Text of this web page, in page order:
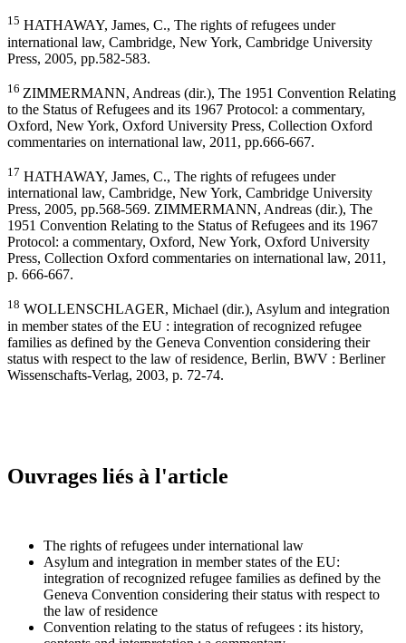
15 HATHAWAY, James, C., The rights of refugees under
international law, Cambridge, New York, Cambridge University
Press, 2005, pp.582-583.
16 ZIMMERMANN, Andreas (dir.), The 1951 Convention Relating
to the Status of Refugees and its 1967 Protocol: a commentary,
Oxford, New York, Oxford University Press, Collection Oxford
commentaries on international law, 2011, pp.666-667.
17 HATHAWAY, James, C., The rights of refugees under
international law, Cambridge, New York, Cambridge University
Press, 2005, pp.568-569. ZIMMERMANN, Andreas (dir.), The
1951 Convention Relating to the Status of Refugees and its 1967
Protocol: a commentary, Oxford, New York, Oxford University
Press, Collection Oxford commentaries on international law, 2011,
p. 666-667.
18 WOLLENSCHLAGER, Michael (dir.), Asylum and integration
in member states of the EU : integration of recognized refugee
families as defined by the Geneva Convention considering their
status with respect to the law of residence, Berlin, BWV : Berliner
Wissenschafts-Verlag, 2003, p. 72-74.
Ouvrages liés à l'article
The rights of refugees under international law
Asylum and integration in member states of the EU:
integration of recognized refugee families as defined by the
Geneva Convention considering their status with respect to
the law of residence
Convention relating to the status of refugees : its history,